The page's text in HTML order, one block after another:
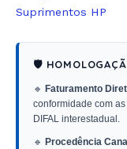
Suprimentos HP
🛡️
🔹 Faturamento
conformidade com
DIFAL interestadual.
🔹 Procedência